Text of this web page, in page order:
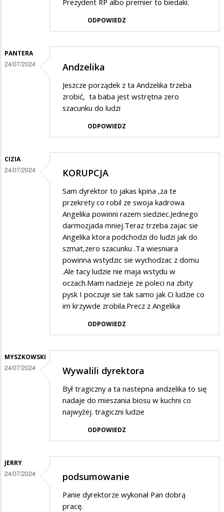
Prezydent RP albo premier to biedaki.
ODPOWIEDZ
PANTERA
24/07/2024 Andzelika
Jeszcze porządek z ta Andzelika trzeba
zrobić, ta baba jest wstrętna zero
szacunku do ludzi
ODPOWIEDZ
CIZIA
24/07/2024 KORUPCJA
Sam dyrektor to jakas kpina ,za te
przekrety co robil ze swoja kadrowa
Angelika powinni razem siedziec.Jednego
darmozjada mniej.Teraz trzeba zajac sie
Angelika ktora podchodzi do ludzi jak do
szmat,zero szacunku .Ta wiesniara
powinna wstydzic sie wychodzac z domu
.Ale tacy ludzie nie maja wstydu w
oczach.Mam nadzieje ze poleci na zbity
pysk I poczuje sie tak samo jak Ci ludzie co
im krzywde zrobila.Precz z Angelika
ODPOWIEDZ
MYSZKOWSKI
24/07/2024 Wywalili dyrektora
Był tragiczny a ta nastepna andzelika to się
nadaje do mieszania biosu w kuchni co
najwyżej. tragiczni ludzie
ODPOWIEDZ
JERRY
24/07/2024 podsumowanie
Panie dyrektorze wykonał Pan dobrą
pracę.